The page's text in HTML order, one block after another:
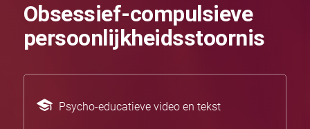
Obsessief-compulsieve
persoonlijkheidsstoornis
Psycho-educatieve video en tekst